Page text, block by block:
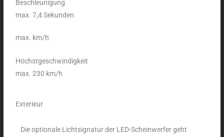
Beschleunigung
max. 7,4 Sekunden
max. km/h
Höchstgeschwindigkeit
max. 230 km/h
Exterieur
Die optionale Lichtsignatur der LED-Scheinwerfer geht